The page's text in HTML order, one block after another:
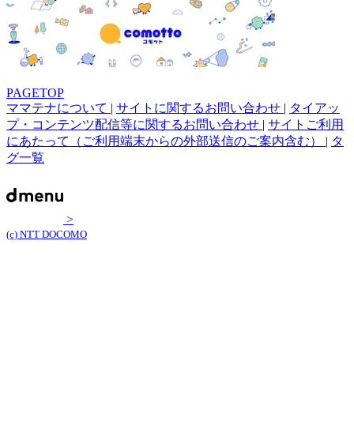
PAGETOP
ママテナについて | サイトに関するお問い合わせ | タイアッ
プ・コンテンツ配信等に関するお問い合わせ | サイトご利用
にあたって（ご利用端末からの外部送信のご案内含む） | タ
グ一覧
>
(c) NTT DOCOMO